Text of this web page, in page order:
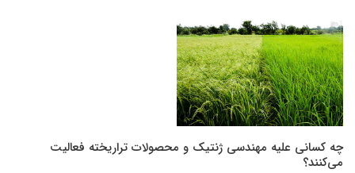
چه کسانی علیه مهندسی ژنتیک و محصولات تراریخته فعالیت
می‌کنند؟